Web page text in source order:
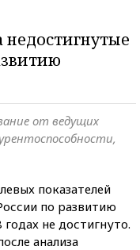
недостигнутые
от ведущих
показателей
по развитию
не достигнуто.
анализа